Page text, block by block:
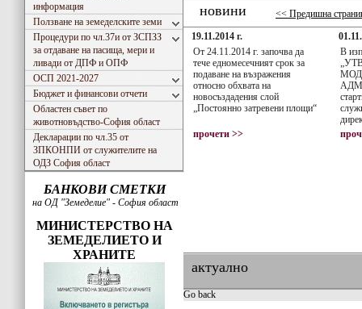
информация
Ползване на земеделските земи
Процедури по чл.37и от ЗСПЗЗ
за отдаване на пасища, мери и
ливади от ДПФ и ОПФ
ОСП 2021-2027
Бюджет и финансови отчети
Областен съвет по
животновъдство-София област
Декларации по чл.35 от
ЗПКОНПИ от служителите на
ОДЗ София област
БАНКОВИ СМЕТКИ
на ОД "Земеделие" - София област
МИНИСТЕРСТВО НА
ЗЕМЕДЕЛИЕТО И
ХРАНИТЕ
новини
19.11.2014 г.
От 24.11.2014 г. започва да
тече едномесечният срок за
подаване на възражения
относно обхвата на
новосъздадения слой
„Постоянно затревени площи“
прочети >>
В
<< Предишна
актуално
Go back